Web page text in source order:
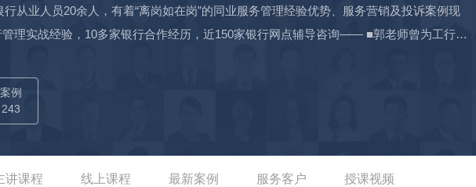
从业人员20余人，有着“离岗如在岗”的同业服务管理经验优势、服务营销及投诉案例现
理实战经验，10多家银行合作经历，近150家银行网点辅导咨询—— ■郭老师曾为工行广
北省仙桃农商行、浙江省龙游农商行、山东省农村信用联社、河南省农村信用联社、衢
等多家公司提供投诉处理、规范化服务提升、厅堂管理、大堂经理规范化服务能力提
得企业内部高层领导的高度赞许，课程好评率达97.5%。 ■郭老师初步进入银行时就职于
了分行机关从事服务管控、合规管理、员工考核及档案管理等工作，并于2006年起担任
案例
243
讲课程 线上课程 最新案例 服务客户 授课视频